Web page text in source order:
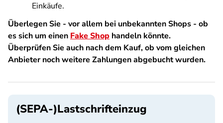
Einkäufe.
Überlegen Sie - vor allem bei unbekannten Shops - ob
es sich um einen Fake Shop handeln könnte.
Überprüfen Sie auch nach dem Kauf, ob vom gleichen
Anbieter noch weitere Zahlungen abgebucht wurden.
(SEPA-)Lastschrifteinzug